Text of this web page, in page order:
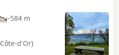
-584 m
d'Or)